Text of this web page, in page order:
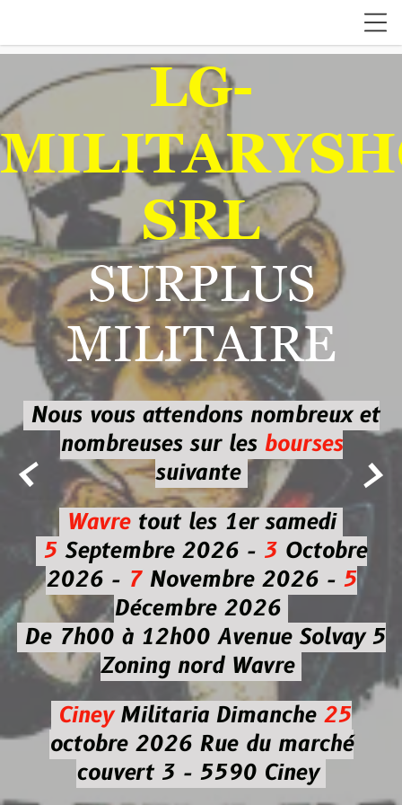
 
LG-
SRL
SURPLUS
MILITAIRE
Nous vous attendons nombreux et
nombreuses sur les bourses
suivante
Wavretout les 1er samedi
5Septembre 2026 - 3Octobre
2026 -7Novembre 2026 - 5
Décembre 2026
De 7h00 à 12h00 Avenue Solvay 5
Zoning nord Wavre
CineyMilitaria Dimanche 25
octobre 2026Rue du marché
couvert 3 - 5590 Ciney